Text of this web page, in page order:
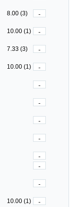
8.00 (3)
-
10.00 (1)
-
7.33 (3)
-
10.00 (1)
-
-
-
-
-
-
-
-
10.00 (1)
-